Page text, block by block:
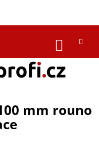
KOŠÍK
mm rouno